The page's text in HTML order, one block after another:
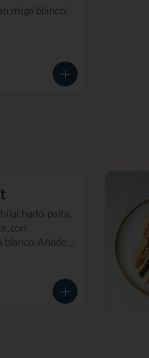
miga blanco.
palta,
con
blanco. Añade